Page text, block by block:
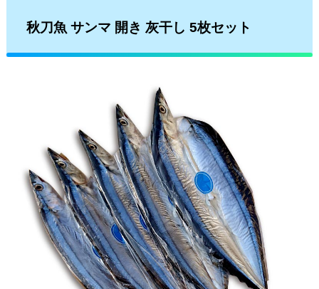
秋刀魚 サンマ 開き 灰干し 5枚セット